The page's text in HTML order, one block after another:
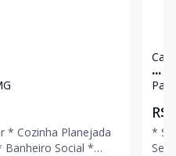
* Cozinha Planejada
Banheiro Social *
Casa
...
R$
*
Sendo 01